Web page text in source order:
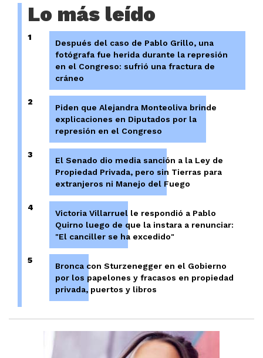
Lo más leído
1
Después del caso de Pablo Grillo, una
fotógrafa fue herida durante la represión
en el Congreso: sufrió una fractura de
cráneo
2
Piden que Alejandra Monteoliva brinde
explicaciones en Diputados por la
represión en el Congreso
3
El Senado dio media sanción a la Ley de
Propiedad Privada, pero sin Tierras para
extranjeros ni Manejo del Fuego
4
Victoria Villarruel le respondió a Pablo
Quirno luego de que la instara a renunciar:
"El canciller se ha excedido"
5
Bronca con Sturzenegger en el Gobierno
por los papelones y fracasos en propiedad
privada, puertos y libros